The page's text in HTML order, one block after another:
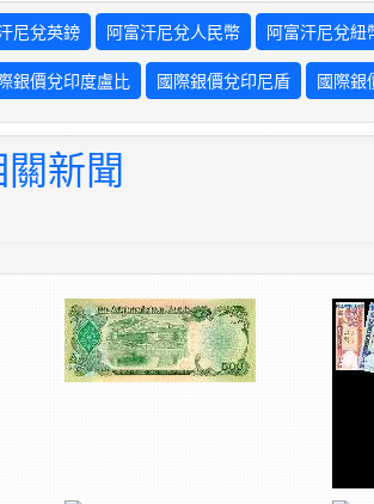
尼兌英鎊 阿富汗尼兌人民幣 阿富汗尼兌紐
銀價兌印度盧比 國際銀價兌印尼盾 國際銀
新聞